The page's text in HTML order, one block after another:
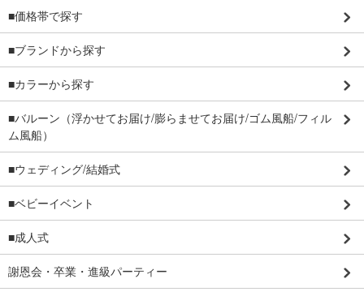
■価格帯で探す
■ブランドから探す
■カラーから探す
■バルーン（浮かせてお届け/膨らませてお届け/ゴム風船/フィル
ム風船）
■ウェディング/結婚式
■ベビーイベント
■成人式
謝恩会・卒業・進級パーティー